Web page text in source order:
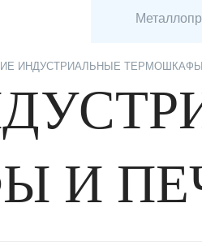
ИНДУСТРИАЛЬНЫЕ
И